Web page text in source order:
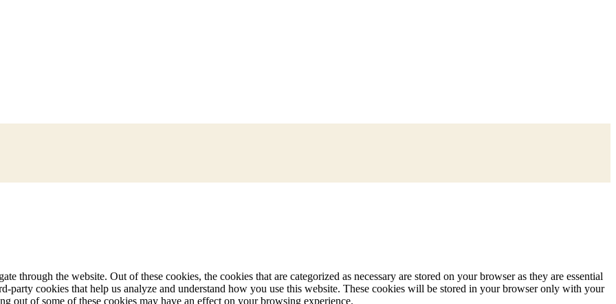
through the website. Out of these cookies, the cookies that are categorized as necessary are stored on your browser as they are essential
party cookies that help us analyze and understand how you use this website. These cookies will be stored in your browser only with your
out of some of these cookies may have an effect on your browsing experience.